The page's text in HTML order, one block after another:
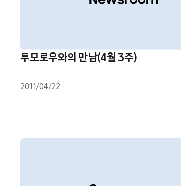
투모로우와의 만남(4월 3주)
2011/04/22